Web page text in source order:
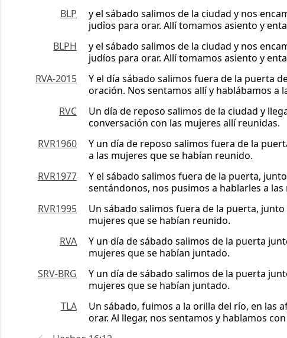
BLP
y el sábado salimos de la ciudad y nos
judíos para orar. Allí tomamos asiento y
BLPH
y el sábado salimos de la ciudad y nos
judíos para orar. Allí tomamos asiento y
RVA-2015
Y el día sábado salimos fuera de la puerta
oración. Nos sentamos allí y hablábamos a
RVC
Un día de reposo salimos de la ciudad y
conversación con las mujeres allí reunidas.
RVR1960
Y un día de reposo salimos fuera de la
a las mujeres que se habían reunido.
RVR1977
Y el sábado salimos fuera de la puerta,
sentándonos, nos pusimos a hablarles a
RVR1995
Un sábado salimos fuera de la puerta,
mujeres que se habían reunido.
RVA
Y un día de sábado salimos de la puerta
mujeres que se habían juntado.
SRV-BRG
Y un día de sábado salimos de la puerta
mujeres que se habían juntado.
TLA
Un sábado, fuimos a la orilla del río, en las
orar. Al llegar, nos sentamos y hablamos